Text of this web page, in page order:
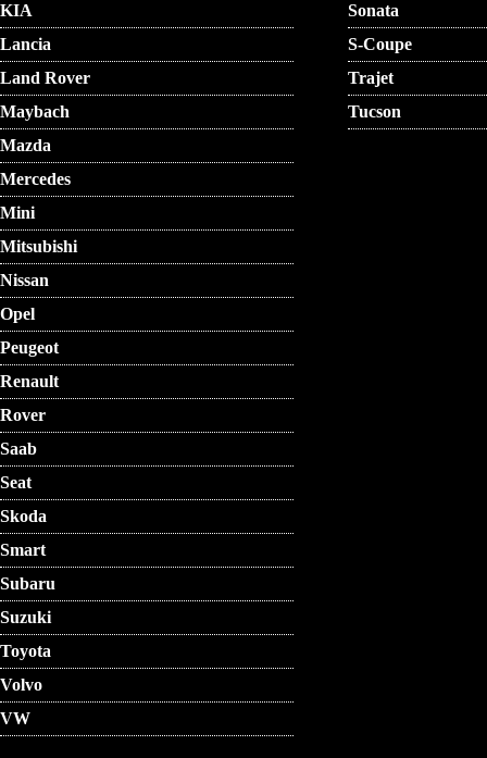
KIA
Lancia
Land Rover
Maybach
Mazda
Mercedes
Mini
Mitsubishi
Nissan
Opel
Peugeot
Renault
Rover
Saab
Seat
Skoda
Smart
Subaru
Suzuki
Toyota
Volvo
VW
Sonata
S-Coupe
Trajet
Tucson